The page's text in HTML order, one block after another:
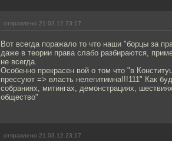
отправлено 21.03.12 23:17
Вот всегда поражало то что наши "борцы за
даже в теории права слабо разбираются,
не всегда.
Особенно прекрасен вой о том что "в
прессуют => власть нелегитимна!!!111" Как
собраниях, митингах, демонстрациях,
общество"
отправлено 21.03.12 23:17